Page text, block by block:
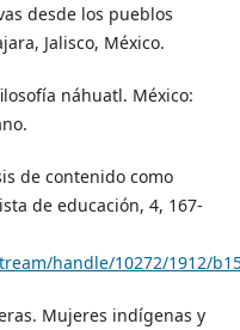
desde los pueblos
Jalisco, México.
náhuatl. México:
de contenido como
de educación, 4, 167-
handle/10272/1912/
Mujeres indígenas y